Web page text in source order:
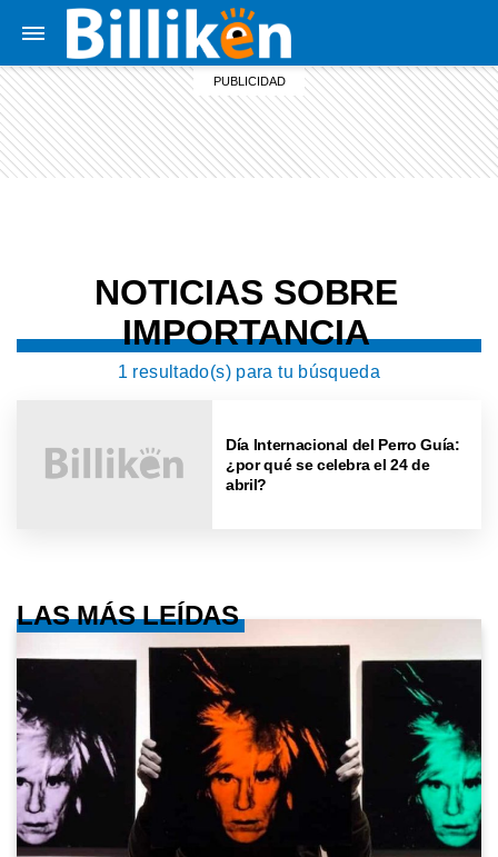
NOTICIAS SOBRE
IMPORTANCIA
1 resultado(s) para tu búsqueda
Día Internacional del Perro Guía:
¿por qué se celebra el 24 de
abril?
LAS MÁS LEÍDAS